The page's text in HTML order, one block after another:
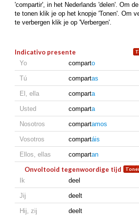
'compartir', in het Nederlands 'delen'. Om
te tonen klik je op het knopje 'Tonen'. Om
te verbergen klik je op 'Verbergen'.
Indicativo presente
Yo comparto
Tú compartas
El, ella comparta
Usted comparta
Nosotros compartamos
Vosotros compartáis
Ellos, ellas compartan
Onvoltooid tegenwoordige tijd
Ik deel
Jij deelt
Hij, zij deelt